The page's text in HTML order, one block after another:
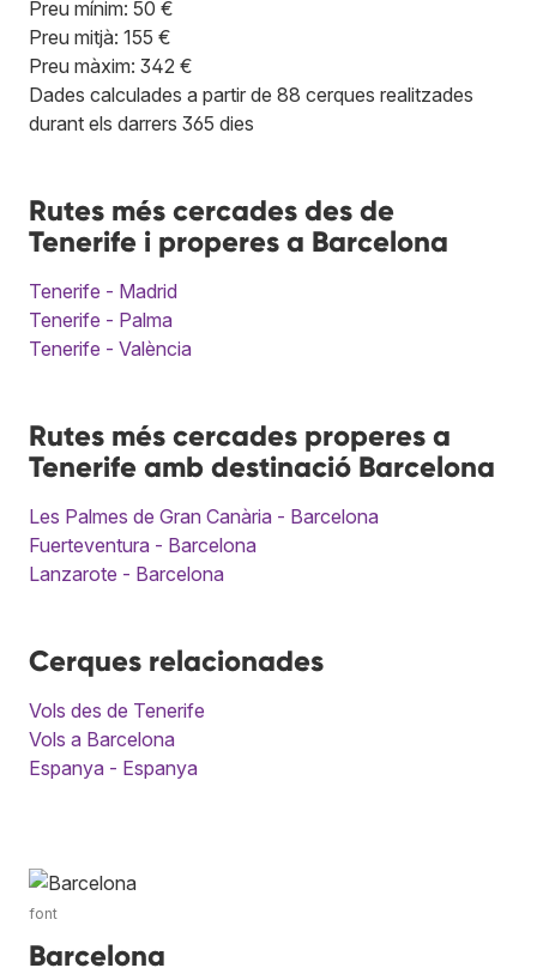
Preu mínim: 50 €
Preu mitjà: 155 €
Preu màxim: 342 €
Dades calculades a partir de 88 cerques realitzades
durant els darrers 365 dies
Rutes més cercades des de
Tenerife i properes a Barcelona
Tenerife - Madrid
Tenerife - Palma
Tenerife - València
Rutes més cercades properes a
Tenerife amb destinació Barcelona
Les Palmes de Gran Canària - Barcelona
Fuerteventura - Barcelona
Lanzarote - Barcelona
Cerques relacionades
Vols des de Tenerife
Vols a Barcelona
Espanya - Espanya
font
Barcelona